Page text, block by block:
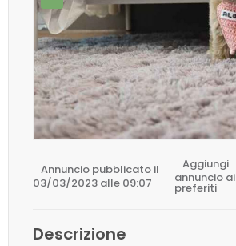
Annuncio pubblicato il
03/03/2023 alle 09:07
Aggiungi
annuncio ai
preferiti
Descrizione